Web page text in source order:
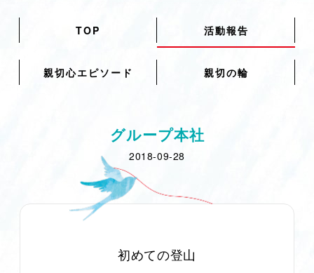
TOP 活動報告
親切心エピソード 親切の輪
グループ本社
2018-09-28
初めての登山